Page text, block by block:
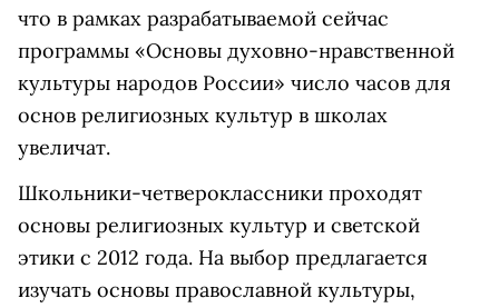
что в рамках разрабатываемой сейчас
программы «Основы духовно-нравственной
культуры народов России» число часов для
основ религиозных культур в школах
увеличат.
Школьники-четвероклассники проходят
основы религиозных культур и светской
этики с 2012 года. На выбор предлагается
изучать основы православной культуры,